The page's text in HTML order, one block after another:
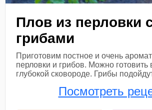
Плов из перловки
грибами
Приготовим постное и очень
перловки и грибов. Можно готовить
глубокой сковороде. Грибы
Посмотреть